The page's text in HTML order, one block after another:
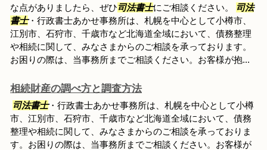
な点がありましたら、ぜひ司法書士にご相談ください。
司法
書士・行政書士あかせ事務所は、札幌を中心として小樽市、
江別市、石狩市、千歳市など北海道全域において、債務整理
や相続に関して、みなさまからのご相談を承っております。
お困りの際は、当事務所までご相談ください。お客様が抱...
相続財産の調べ方と調査方法
司法書士・行政書士あかせ事務所は、札幌を中心として小樽
市、江別市、石狩市、千歳市など北海道全域において、債務
整理や相続に関して、みなさまからのご相談を承っておりま
す。お困りの際は、当事務所までご相談ください。お客様が